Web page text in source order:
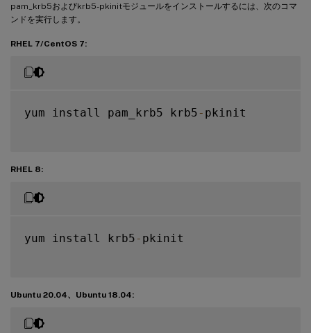
pam_krb5およびkrb5-pkinitモジュールをインストールするには、次のコマ
ンドを実行します。
RHEL 7/CentOS 7:
yum install pam_krb5 krb5 - pkinit
RHEL 8:
yum install krb5 - pkinit
Ubuntu 20.04、Ubuntu 18.04: